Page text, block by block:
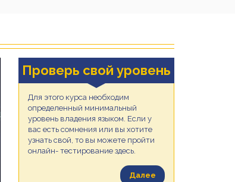
Проверь свой уровень
Для этого курса необходим
определенный минимальный
уровень владения языком. Если у
вас есть сомнения или вы хотите
узнать свой, то вы можете пройти
онлайн- тестирование здесь.
Далее